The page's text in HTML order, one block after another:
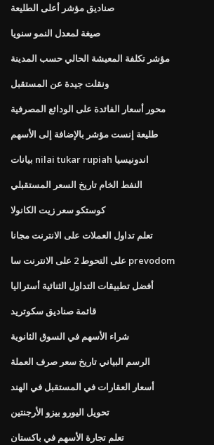
صناديق مؤشر أعلى الطليعة
صيغة لمعدل النمو سنويا
مؤشر تكلفة المعيشة الحالي حسب المدينة
ونقلت جيدة عن المستقبل
محور أسعار الفائدة على الودائع المصرفية
طليعة إنست مؤشر بالإضافة إلى الأسهم
بيانات nilai tukar rupiah اندونيسيا
النفط الخام تاريخ السعر المستقبلي
كوستكو سعر زيت الكانولا
تعلم تداول العملات على الانترنت مجانا
على التحوط 2 على الانترنت سا prevodom
أفضل تطبيقات التداول الثنائية أستراليا
قائمة صناديق سكوتريد
شراء الأسهم في السوق الثانوية
الرسم البياني تاريخ سعر صرف العملة
أسعار العقارات في المستقبل في الهند
تحويل اليورو بيزو الأرجنتين
تعلم تجارة الأسهم في باكستان